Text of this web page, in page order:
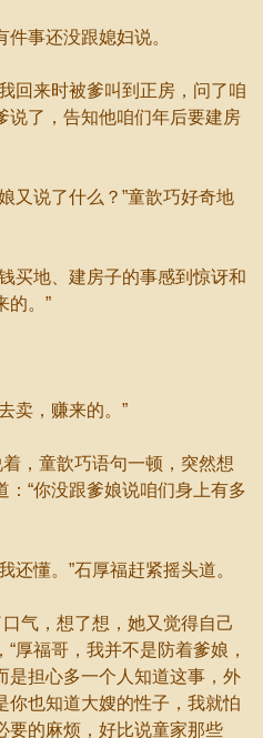
事还没跟媳妇说。
来时被爹叫到正房，问了咱
说了，告知他咱们年后要建房
说了什么？”童歆巧好奇地
地、建房子的事感到惊讶和
的。”
，赚来的。”
，童歆巧语句一顿，突然想
“你没跟爹娘说咱们身上有多
懂。”石厚福赶紧摇头道。
气，想了想，她又觉得自己
厚福哥，我并不是防着爹娘，
是担心多一个人知道这事，外
你也知道大嫂的性子，我就怕
要的麻烦，好比说童家那些